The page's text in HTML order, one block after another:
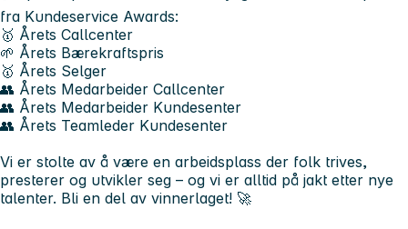
fra Kundeservice Awards:
🥇 Årets Callcenter
🌱 Årets Bærekraftspris
🥇 Årets Selger
👥 Årets Medarbeider Callcenter
👥 Årets Medarbeider Kundesenter
👥 Årets Teamleder Kundesenter
Vi er stolte av å være en arbeidsplass der folk trives,
presterer og utvikler seg – og vi er alltid på jakt etter nye
talenter. Bli en del av vinnerlaget! 🚀